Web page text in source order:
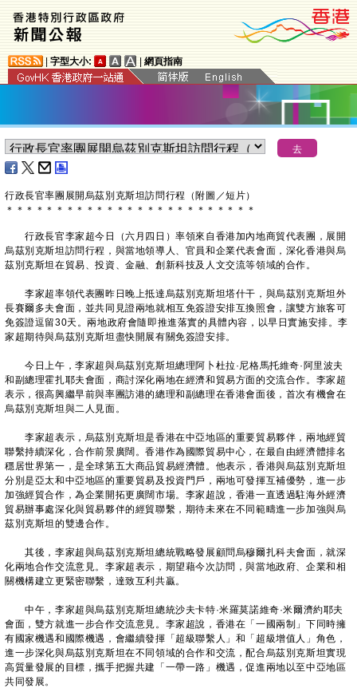
字型大小: 網頁指南
行政長官率團展開烏茲別克斯坦訪問行程（附圖／短片）
＊ ＊ ＊ ＊ ＊ ＊ ＊ ＊ ＊ ＊ ＊ ＊ ＊ ＊ ＊ ＊ ＊ ＊ ＊ ＊ ＊ ＊ ＊ ＊ ＊
行政長官李家超今日（六月四日）率領來自香港加內地商貿代表團，展開
烏茲別克斯坦訪問行程，與當地領導人、官員和企業代表會面，深化香港與烏
茲別克斯坦在貿易、投資、金融、創新科技及人文交流等領域的合作。
李家超率領代表團昨日晚上抵達烏茲別克斯坦塔什干，與烏茲別克斯坦外
長賽爾多夫會面，並共同見證兩地就相互免簽證安排互換照會，讓雙方旅客可
免簽證逗留30天。兩地政府會隨即推進落實的具體內容，以早日實施安排。李
家超期待與烏茲別克斯坦盡快開展有關免簽證安排。
今日上午，李家超與烏茲別克斯坦總理阿卜杜拉·尼格馬托維奇·阿里波夫
和副總理霍扎耶夫會面，商討深化兩地在經濟和貿易方面的交流合作。李家超
表示，很高興繼早前與率團訪港的總理和副總理在香港會面後，首次有機會在
烏茲別克斯坦與二人見面。
李家超表示，烏茲別克斯坦是香港在中亞地區的重要貿易夥伴，兩地經貿
聯繫持續深化，合作前景廣闊。香港作為國際貿易中心，在最自由經濟體排名
穩居世界第一，是全球第五大商品貿易經濟體。他表示，香港與烏茲別克斯坦
分別是亞太和中亞地區的重要貿易及投資門戶，兩地可發揮互補優勢，進一步
加強經貿合作，為企業開拓更廣闊市場。李家超說，香港一直透過駐海外經濟
貿易辦事處深化與貿易夥伴的經貿聯繫，期待未來在不同範疇進一步加強與烏
茲別克斯坦的雙邊合作。
其後，李家超與烏茲別克斯坦總統戰略發展顧問烏穆爾扎科夫會面，就深
化兩地合作交流意見。李家超表示，期望藉今次訪問，與當地政府、企業和相
關機構建立更緊密聯繫，達致互利共贏。
中午，李家超與烏茲別克斯坦總統沙夫卡特·米羅莫諾維奇·米爾濟約耶夫
會面，雙方就進一步合作交流意見。李家超說，香港在「一國兩制」下同時擁
有國家機遇和國際機遇，會繼續發揮「超級聯繫人」和「超級增值人」角色，
進一步深化與烏茲別克斯坦在不同領域的合作和交流，配合烏茲別克斯坦實現
高質量發展的目標，攜手把握共建「一帶一路」機遇，促進兩地以至中亞地區
共同發展。